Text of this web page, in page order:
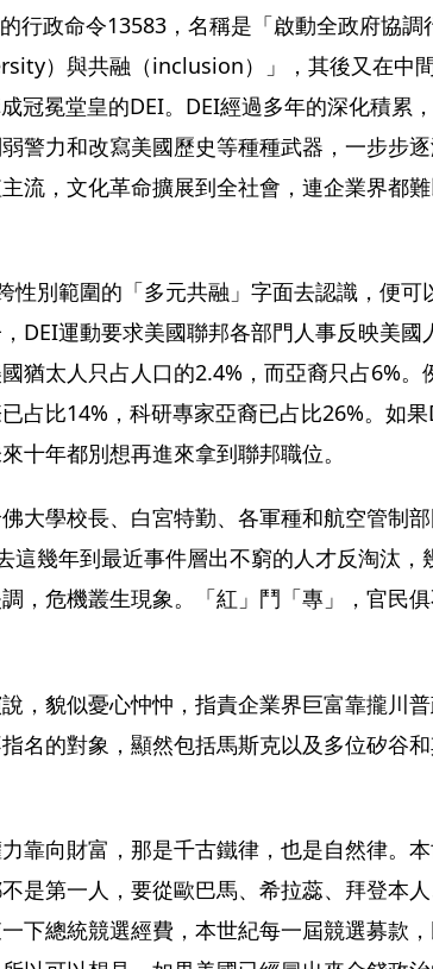
行政命令13583，名稱是「啟動全政府協調
）與共融（inclusion）」，其後又在中
冠冕堂皇的DEI。DEI經過多年的深化積累
警力和改寫美國歷史等種種武器，一步步
流，文化革命擴展到全社會，連企業界都
性別範圍的「多元共融」字面去認識，便可
DEI運動要求美國聯邦各部門人事反映美國
猶太人只占人口的2.4%，而亞裔只占6%。
占比14%，科研專家亞裔已占比26%。如果
十年都別想再進來拿到聯邦職位。
大學校長、白宮特勤、各軍種和航空管制
這幾年到最近事件層出不窮的人才反淘汰，
，危機叢生現象。「紅」鬥「專」，官民
，貌似憂心忡忡，指責企業界巨富靠攏川
名的對象，顯然包括馬斯克以及多位矽谷
靠向財富，那是千古鐵律，也是自然律。
是第一人，要從歐巴馬、希拉蕊、拜登本
下總統競選經費，本世紀每一屆競選募款